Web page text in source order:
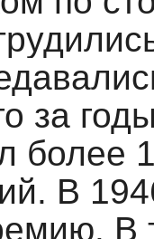
за
более
В
В